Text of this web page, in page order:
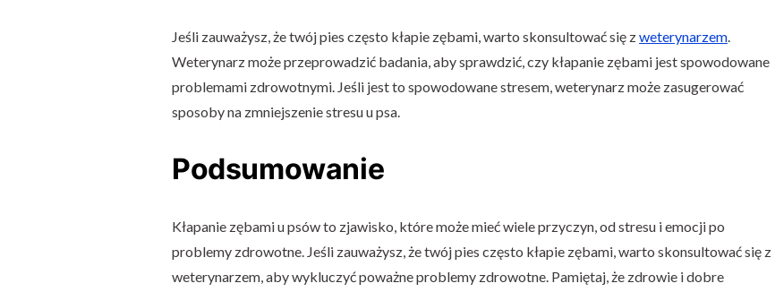
Jeśli zauważysz, że twój pies często kłapie zębami, warto skonsultować się zweterynarzem.
Weterynarz może przeprowadzić badania, aby sprawdzić, czy kłapanie zębami jest spowodowane
problemami zdrowotnymi. Jeśli jest to spowodowane stresem, weterynarz może zasugerować
sposoby na zmniejszenie stresu u psa.
Podsumowanie
Kłapanie zębami u psów to zjawisko, które może mieć wiele przyczyn, od stresu i emocji po
problemy zdrowotne. Jeśli zauważysz, że twój pies często kłapie zębami, warto skonsultować się z
weterynarzem, aby wykluczyć poważne problemy zdrowotne. Pamiętaj, że zdrowie i dobre